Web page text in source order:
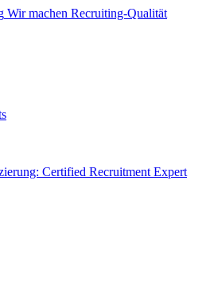
Wir machen Recruiting-Qualität
Certified Recruitment Expert